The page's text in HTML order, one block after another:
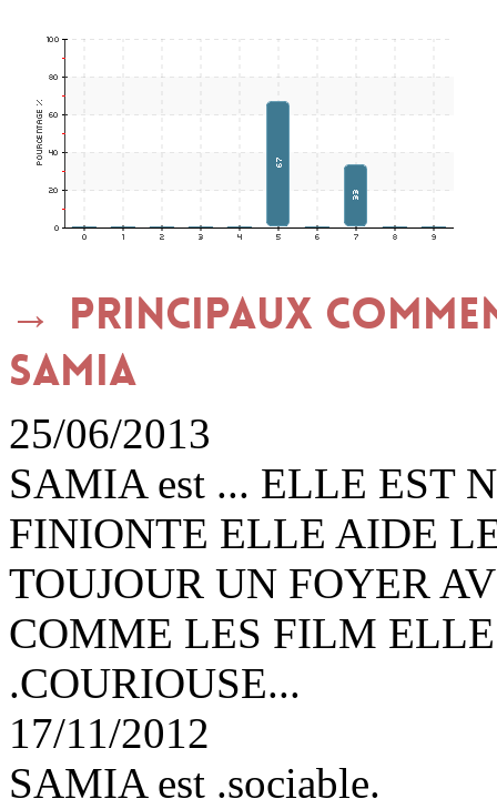
Principaux
SAMIA
25/06/2013
SAMIA est ... ELLE EST
FINIONTE ELLE AIDE
TOUJOUR UN FOYER
COMME LES FILM
.COURIOUSE...
17/11/2012
SAMIA est .sociable.